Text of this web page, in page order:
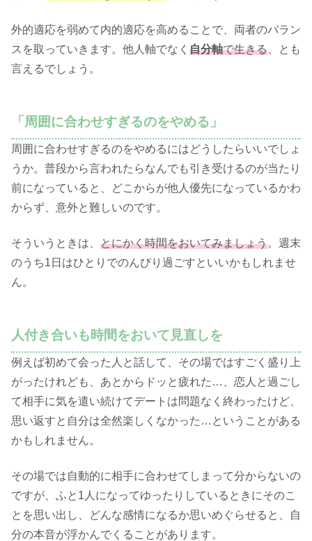
外的適応を弱めて内的適応を高めることで、両者のバラン
スを取っていきます。他人軸でなく 自分軸で生きる 、とも
言えるでしょう。
「周囲に合わせすぎるのをやめる」
周囲に合わせすぎるのをやめるにはどうしたらいいでしょ
うか。普段から言われたらなんでも引き受けるのが当たり
前になっていると、どこからが他人優先になっているかわ
からず、意外と難しいのです。
そういうときは、 とにかく時間をおいてみましょう。週末
のうち1日はひとりでのんびり過ごすといいかもしれませ
ん。
人付き合いも時間をおいて見直しを
例えば初めて会った人と話して、その場ではすごく盛り上
がったけれども、あとからドッと疲れた…、恋人と過ごし
て相手に気を遣い続けてデートは問題なく終わったけど、
思い返すと自分は全然楽しくなかった…ということがある
かもしれません。
その場では自動的に相手に合わせてしまって分からないの
ですが、ふと1人になってゆったりしているときにそのこ
とを思い出し、どんな感情になるか思いめぐらせると、自
分の本音が浮かんでくることがあります。